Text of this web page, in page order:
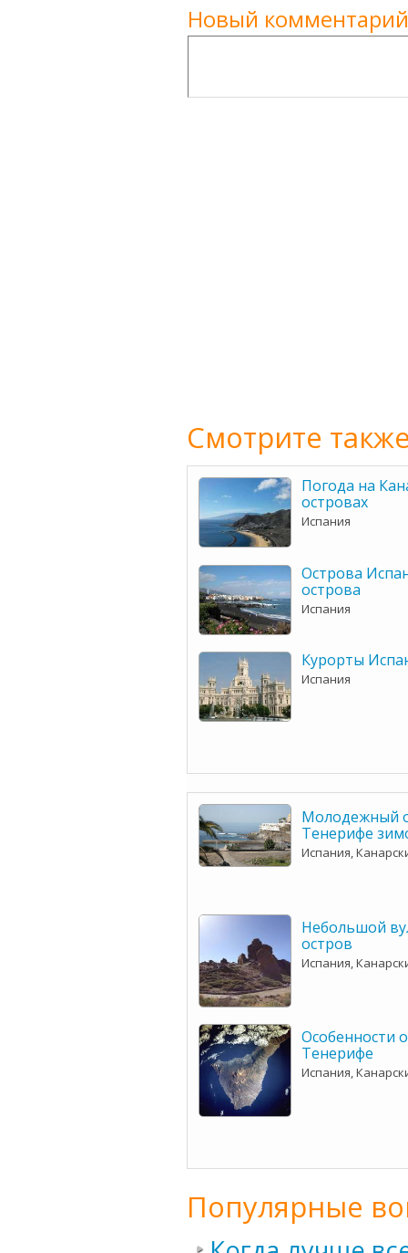
Новый
Смотрите
Погода на
островах
Испания
Острова
острова
Испания
Курорты
Испания
Молодежный
Тенерифе
Испания,
Небольшой
остров
Испания,
Особенности
Тенерифе
Испания,
Популярные